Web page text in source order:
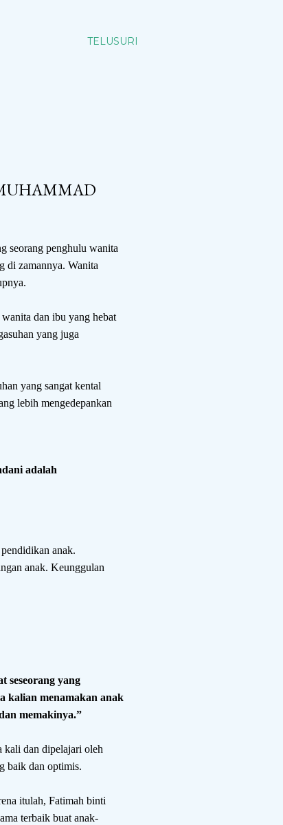
TELUSURI
seorang penghulu wanita
di zamannya. Wanita
dan ibu yang hebat
yang juga
yang sangat kental
lebih mengedepankan
adalah
anak.
anak. Keunggulan
seseorang yang
kalian menamakan anak
memakinya.”
kali dan dipelajari oleh
baik dan optimis.
itulah, Fatimah binti
terbaik buat anak-